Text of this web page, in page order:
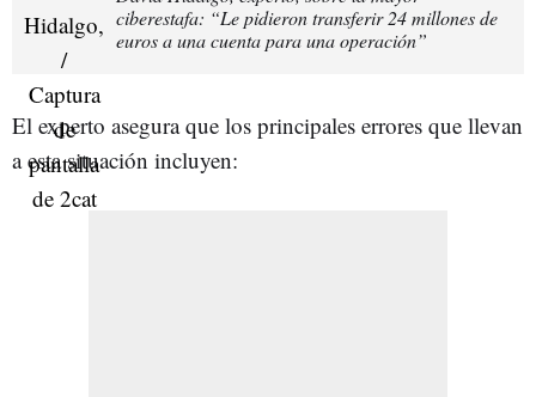
ciberestafa: “Le pidieron transferir 24 millones de
euros a una cuenta para una operación”
El experto asegura que los principales errores que llevan
a esta situación incluyen: